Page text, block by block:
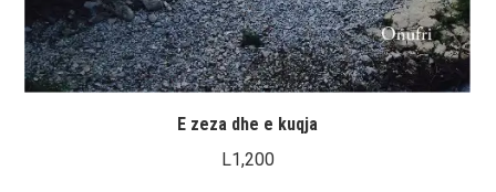
E zeza dhe e kuqja
L1,200